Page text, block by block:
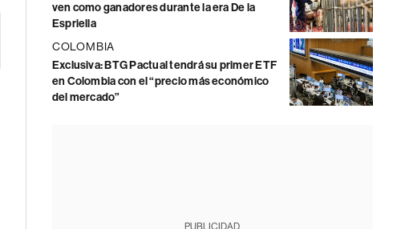
ven como ganadores durante la era De la
Espriella
COLOMBIA
Exclusiva: BTG Pactual tendrá su primer ETF
en Colombia con el “precio más económico
del mercado”
PUBLICIDAD